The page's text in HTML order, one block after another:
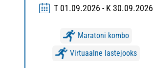
T 01.09.2026 - K 30.09.2026
Maratoni kombo
Virtuaalne lastejooks